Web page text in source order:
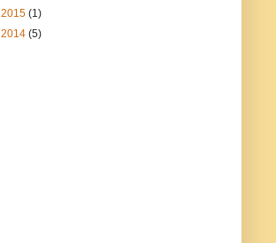
2015 (1)
2014 (5)